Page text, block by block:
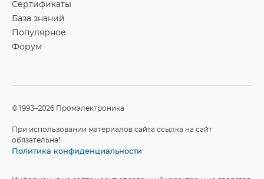
Сертификаты
База знаний
Популярное
Форум
©1993–2026 Промэлектроника
При использовании материалов сайта ссылка на сайт
обязательна!
Политика конфиденциальности